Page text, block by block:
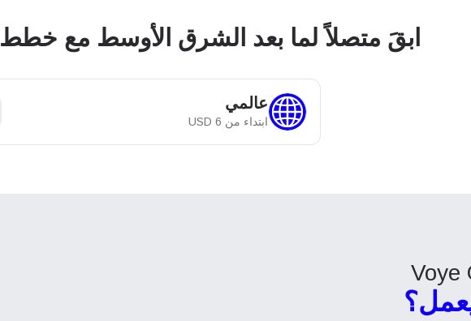
ابقَ متصلاً لما بعد الشرق الأوسط مع خطط eSIM العالمية
عالمي
ابتداء من USD 6